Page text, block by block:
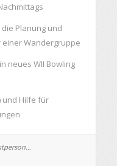
Planung und
Wandergruppe
neues WII Bowling
und Hilfe für